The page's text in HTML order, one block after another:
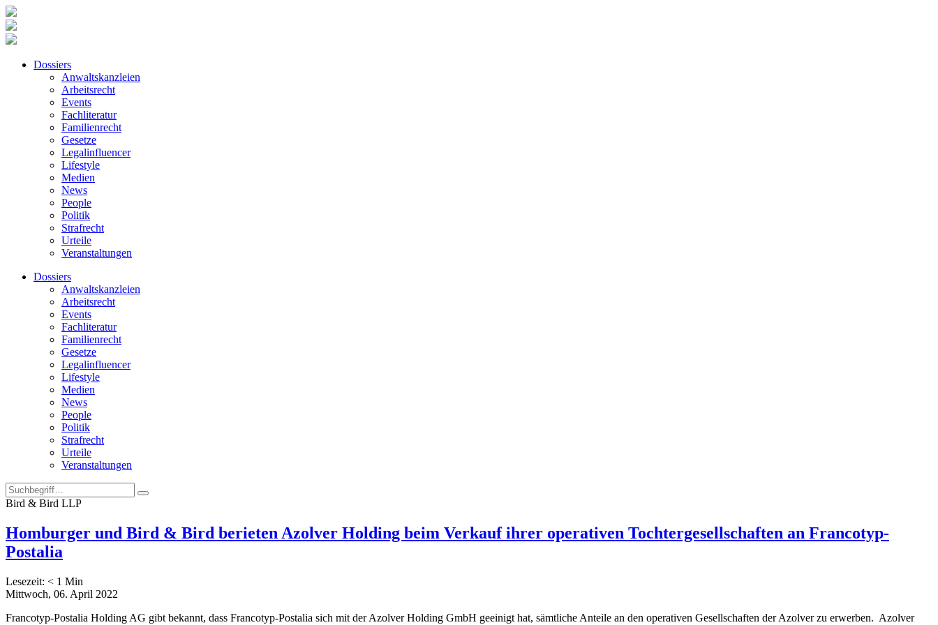
Dossiers
Anwaltskanzleien
Arbeitsrecht
Events
Fachliteratur
Familienrecht
Gesetze
Legalinfluencer
Lifestyle
Medien
News
People
Politik
Strafrecht
Urteile
Veranstaltungen
Dossiers
Anwaltskanzleien
Arbeitsrecht
Events
Fachliteratur
Familienrecht
Gesetze
Legalinfluencer
Lifestyle
Medien
News
People
Politik
Strafrecht
Urteile
Veranstaltungen
Bird & Bird LLP
Homburger und Bird & Bird berieten Azolver Holding beim Verkauf ihrer operativen Tochtergesellschaften an Francotyp-
Postalia
Lesezeit: < 1 Min
Mittwoch, 06. April 2022
Francotyp-Postalia Holding AG gibt bekannt, dass Francotyp-Postalia sich mit der Azolver Holding GmbH geeinigt hat, sämtliche Anteile an den operativen Gesellschaften der Azolver zu erwerben. Azolver